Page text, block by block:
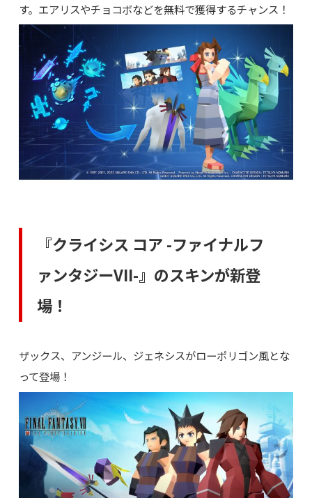
す。エアリスやチョコボなどを無料で獲得するチャンス！
『クライシス コア -ファイナルフ
ァンタジーVII-』のスキンが新登
場！
ザックス、アンジール、ジェネシスがローポリゴン風とな
って登場！